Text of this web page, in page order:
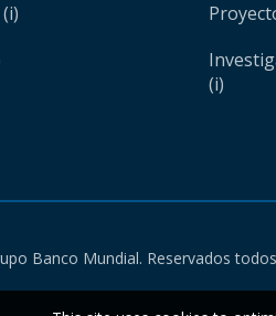
(i)
Banco Mundial. Reservados